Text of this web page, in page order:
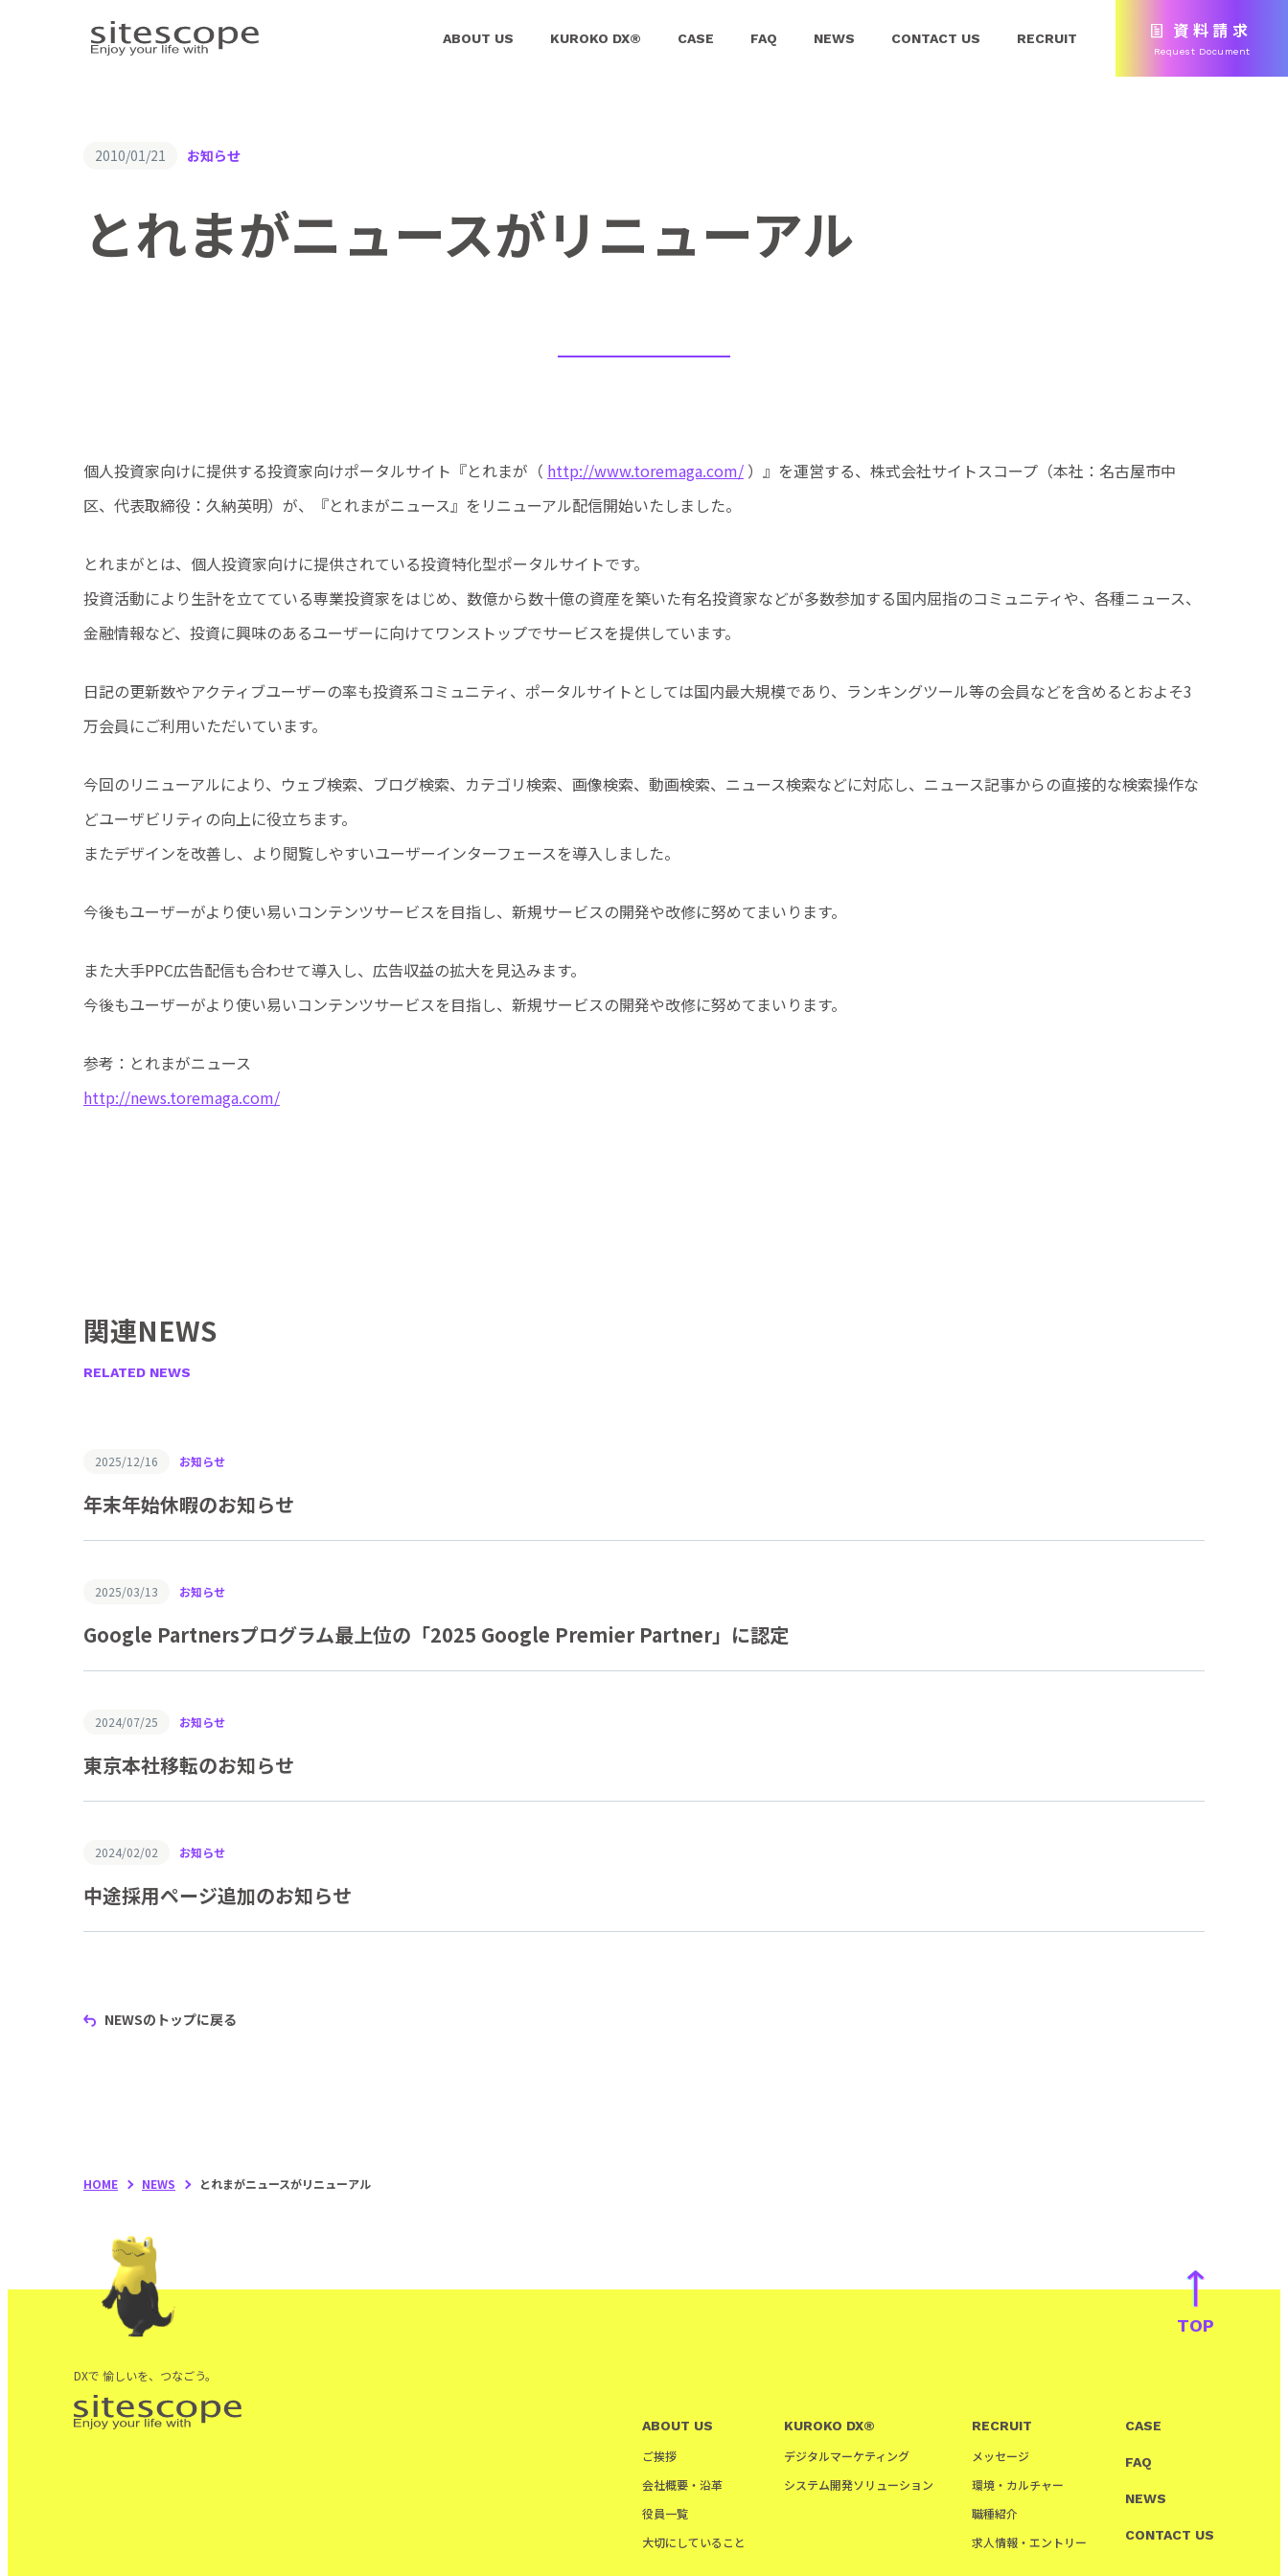
ABOUT US KUROKO DX® CASE FAQ NEWS CONTACT US RECRUIT 資料請求
Request Document
2010/01/21 お知らせ
とれまがニュースがリニューアル
個人投資家向けに提供する投資家向けポータルサイト『とれまが（ http://www.toremaga.com/ ）』を運営する、株式会社サイトスコープ（本社：名古屋市中
区、代表取締役：久納英明）が、『とれまがニュース』をリニューアル配信開始いたしました。
とれまがとは、個人投資家向けに提供されている投資特化型ポータルサイトです。
投資活動により生計を立てている専業投資家をはじめ、数億から数十億の資産を築いた有名投資家などが多数参加する国内屈指のコミュニティや、各種ニュース、
金融情報など、投資に興味のあるユーザーに向けてワンストップでサービスを提供しています。
日記の更新数やアクティブユーザーの率も投資系コミュニティ、ポータルサイトとしては国内最大規模であり、ランキングツール等の会員などを含めるとおよそ3
万会員にご利用いただいています。
今回のリニューアルにより、ウェブ検索、ブログ検索、カテゴリ検索、画像検索、動画検索、ニュース検索などに対応し、ニュース記事からの直接的な検索操作な
どユーザビリティの向上に役立ちます。
またデザインを改善し、より閲覧しやすいユーザーインターフェースを導入しました。
今後もユーザーがより使い易いコンテンツサービスを目指し、新規サービスの開発や改修に努めてまいります。
また大手PPC広告配信も合わせて導入し、広告収益の拡大を見込みます。
今後もユーザーがより使い易いコンテンツサービスを目指し、新規サービスの開発や改修に努めてまいります。
参考：とれまがニュース
http://news.toremaga.com/
関連NEWS
RELATED NEWS
2025/12/16 お知らせ
年末年始休暇のお知らせ
2025/03/13 お知らせ
Google Partnersプログラム最上位の「2025 Google Premier Partner」に認定
2024/07/25 お知らせ
東京本社移転のお知らせ
2024/02/02 お知らせ
中途採用ページ追加のお知らせ
NEWSのトップに戻る
HOME NEWS とれまがニュースがリニューアル
TOP
DXで 愉しいを、つなごう。
ABOUT US
ご挨拶
会社概要・沿革
役員一覧
大切にしていること
KUROKO DX®
デジタルマーケティング
システム開発ソリューション
RECRUIT
メッセージ
環境・カルチャー
職種紹介
求人情報・エントリー
CASE
FAQ
NEWS
CONTACT US